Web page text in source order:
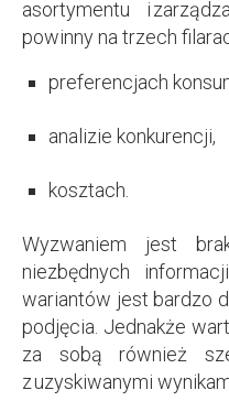
asortymentu i
powinny na trzech
preferencjach
analizie konkurencji,
kosztach.
Wyzwaniem jest
niezbędnych
wariantów jest bardzo
podjęcia. Jednakże
za sobą również
z uzyskiwanymi